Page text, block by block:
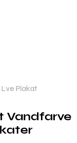
Plakat
Vandfarve